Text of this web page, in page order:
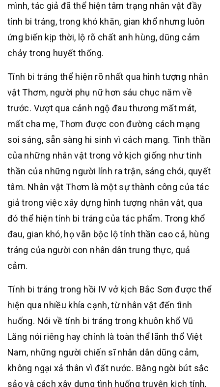
mình, tác giả đã thể hiện tâm trạng nhân vật đầy
tính bi tráng, trong khó khăn, gian khổ nhưng luôn
ứng biến kịp thời, lộ rõ chất anh hùng, dũng cảm
chảy trong huyết thống.
Tính bi tráng thể hiện rõ nhất qua hình tượng nhân
vật Thơm, người phụ nữ hơn sáu chục năm về
trước. Vượt qua cảnh ngộ đau thương mất mát,
mất cha mẹ, Thơm được con đường cách mạng
soi sáng, sẵn sàng hi sinh vì cách mạng. Tinh thần
của những nhân vật trong vở kịch giống như tinh
thần của những người lính ra trận, sáng chói, quyết
tâm. Nhân vật Thơm là một sự thành công của tác
giả trong việc xây dựng hình tượng nhân vật, qua
đó thể hiện tính bi tráng của tác phẩm. Trong khổ
đau, gian khó, họ vẫn bộc lộ tính thần cao cả, hùng
tráng của người con nhân dân trung thực, quả
cảm.
Tính bi tráng trong hồi IV vở kịch Bắc Sơn được thể
hiện qua nhiều khía cạnh, từ nhân vật đến tình
huống. Nói về tính bi tráng trong khuôn khổ Vũ
Lăng nói riêng hay chính là toàn thể lãnh thổ Việt
Nam, những người chiến sĩ nhân dân dũng cảm,
không ngại xả thân vì đất nước. Bằng ngòi bút sắc
sảo và cách xây dựng tình huống truyện kịch tính,